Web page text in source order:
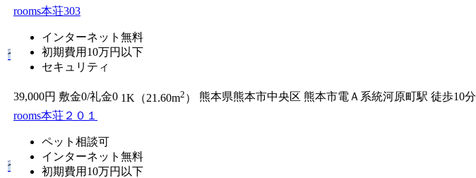
rooms本荘303
インターネット無料
初期費用10万円以下
セキュリティ
39,000円 敷金0/礼金0 1K（21.60m2 ） 熊本県熊本市中央区 熊本市電Ａ系統河原町駅 徒歩10分
rooms本荘２０１
ペット相談可
インターネット無料
初期費用10万円以下